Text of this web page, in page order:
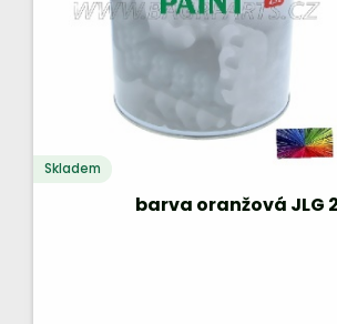
Skladem
barva oranžová JLG